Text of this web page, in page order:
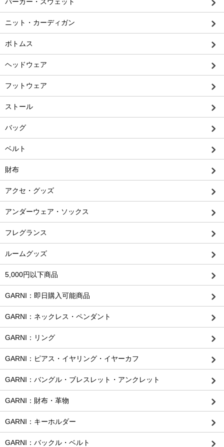
ニット・カーディガン
ボトムス
ヘッドウェア
フットウェア
ストール
バッグ
ベルト
財布
アクセ・グッズ
アンダーウェア・ソックス
フレグランス
ルームグッズ
5,000円以下商品
GARNI：即日購入可能商品
GARNI：ネックレス・ペンダント
GARNI：リング
GARNI：ピアス・イヤリング・イヤーカフ
GARNI：バングル・ブレスレット・アンクレット
GARNI：財布・革物
GARNI：キーホルダー
GARNI：バックル・ベルト